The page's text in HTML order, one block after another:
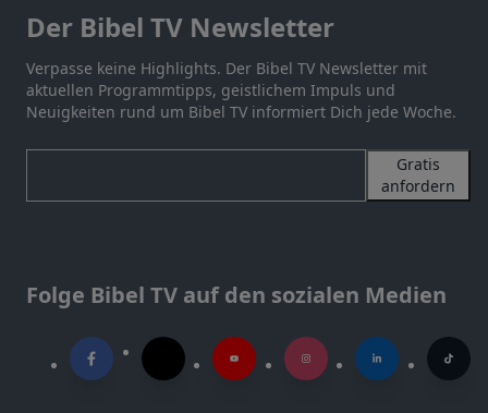
Der Bibel TV Newsletter
Verpasse keine Highlights. Der Bibel TV Newsletter mit
aktuellen Programmtipps, geistlichem Impuls und
Neuigkeiten rund um Bibel TV informiert Dich jede Woche.
Gratis
anfordern
Folge Bibel TV auf den sozialen Medien